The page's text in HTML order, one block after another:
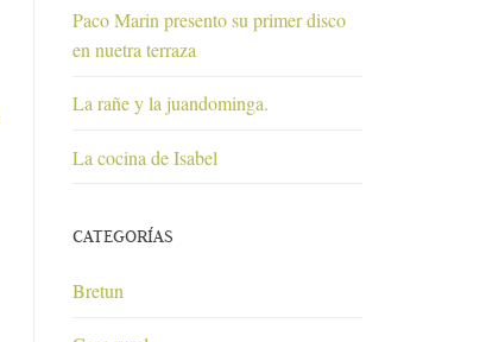
Paco Marin presento su primer disco
en nuetra terraza
La rañe y la juandominga.
La cocina de Isabel
CATEGORÍAS
Bretun